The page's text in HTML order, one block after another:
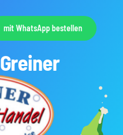
mit WhatsApp bestellen
Greiner